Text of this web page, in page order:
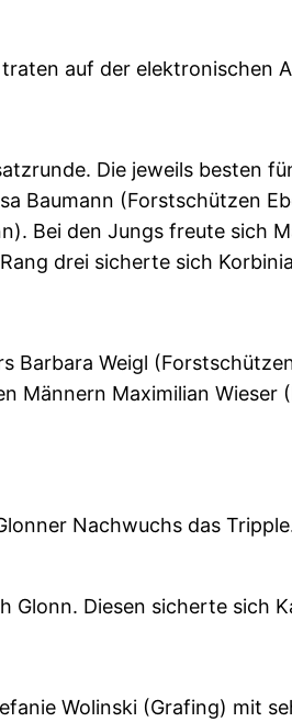
auf der elektronischen
Die jeweils besten
Baumann (Forstschützen
Bei den Jungs freute
drei sicherte sich
Barbara Weigl
Männern Maximilian
Nachwuchs das
Glonn. Diesen sicherte sich
Wolinski (Grafing) mit